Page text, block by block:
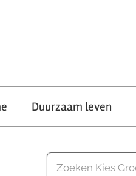
Duurzaam leven